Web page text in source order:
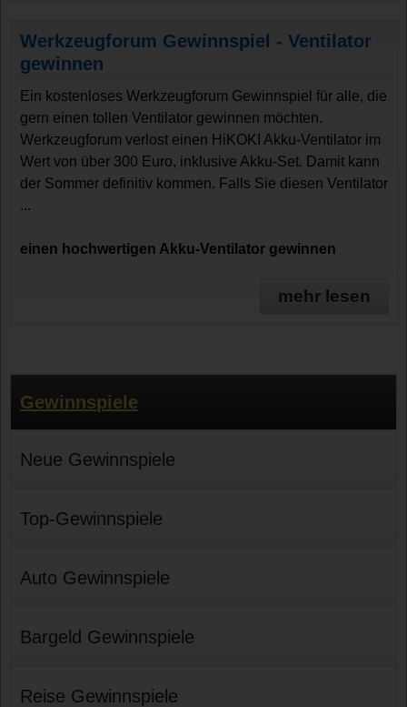
Werkzeugforum Gewinnspiel - Ventilator
gewinnen
Ein kostenloses Werkzeugforum Gewinnspiel für alle, die
gern einen tollen Ventilator gewinnen möchten.
Werkzeugforum verlost einen HiKOKI Akku-Ventilator im
Wert von über 300 Euro, inklusive Akku-Set. Damit kann
der Sommer definitiv kommen. Falls Sie diesen Ventilator
...
einen hochwertigen Akku-Ventilator gewinnen
mehr lesen
Gewinnspiele
Neue Gewinnspiele
Top-Gewinnspiele
Auto Gewinnspiele
Bargeld Gewinnspiele
Reise Gewinnspiele